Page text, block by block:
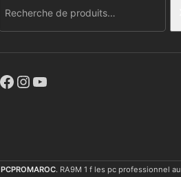
PCPROMAROC. RA9M 1 f les pc professionnel au